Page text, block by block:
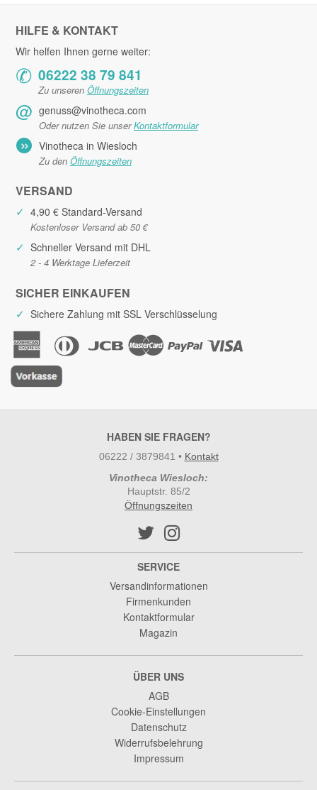
HILFE & KONTAKT
Wir helfen Ihnen gerne weiter:
✆ 06222 38 79 841
Zu unseren Öffnungszeiten
@ genuss@vinotheca.com
Oder nutzen Sie unserKontaktformular
» Vinotheca in Wiesloch
Zu den Öffnungszeiten
VERSAND
✓ 4,90 € Standard-Versand
Kostenloser Versand ab 50 €
✓ Schneller Versand mit DHL
2 - 4 Werktage Lieferzeit
SICHER EINKAUFEN
✓ Sichere Zahlung mit SSL Verschlüsselung
HABEN SIE FRAGEN?
06222 / 3879841 • Kontakt
Vinotheca Wiesloch:
Hauptstr. 85/2
Öffnungszeiten
SERVICE
Versandinformationen
Firmenkunden
Kontaktformular
Magazin
ÜBER UNS
AGB
Cookie-Einstellungen
Datenschutz
Widerrufsbelehrung
Impressum